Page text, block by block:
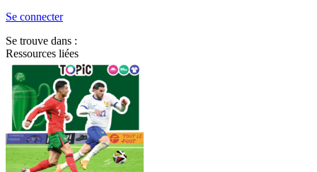
Se connecter
Se trouve dans :
Ressources liées